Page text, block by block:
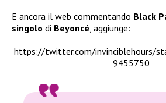
E ancora il web commentando Black
singolo di Beyoncé, aggiunge:
https://twitter.com/invinciblehours/
9455750